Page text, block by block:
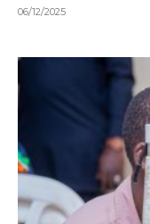
06/12/2025